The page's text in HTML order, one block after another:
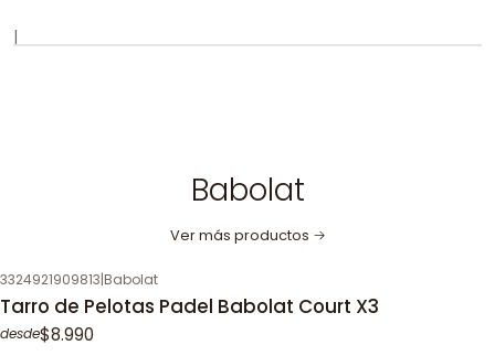
|
Babolat
Ver más productos
3324921909813|Babolat
Tarro de Pelotas Padel Babolat Court X3
desde$8.990